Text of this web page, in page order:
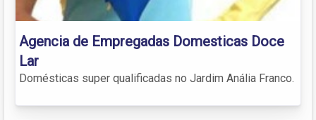
Agencia de Empregadas Domesticas Doce
Lar
Domésticas super qualificadas no Jardim Anália Franco.